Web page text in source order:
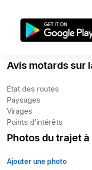
Avis motards sur
État des routes
Paysages
Virages
Points d’intérêts
Photos du trajet à
Ajouter une photo